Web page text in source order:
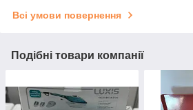
Всі умови повернення
Подібні товари компанії